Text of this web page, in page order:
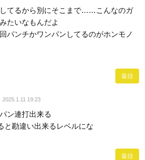
てるから別にそこまで……こんなのガ
たいなもんだよ
パンチかワンパンしてるのがホンモノ
返信
2025.1.11 19:23
ン連打出来る
と勘違い出来るレベルにな
返信